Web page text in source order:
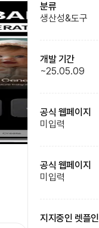
분류
생산성&도구
개발 기간
~25.05.09
공식 웹페이지
미입력
공식 웹페이지
미입력
지지중인 렛플인